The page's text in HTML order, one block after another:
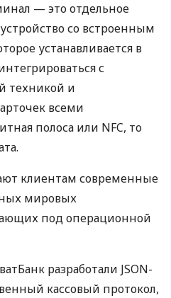
— это отдельное
со встроенным
устанавливается в
с
техникой и
всеми
полоса или NFC, то
клиентам современные
мировых
под операционной
разработали JSON-
кассовый протокол,